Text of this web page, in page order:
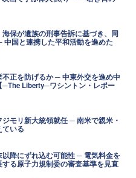
保が遺族の刑事告訴に基づき、同
国と連携した平和活動を進めた
正を防げるか ─ 中東外交を進め中
─The Liberty─ワシントン・レポー
モリ新大統領就任 ─ 南米で親米・
ている
降にずれ込む可能性 ─ 電気料金を
る原子力規制委の審査基準を見直